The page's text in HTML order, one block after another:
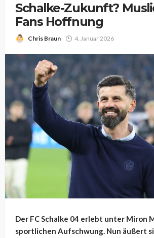
Schalke-Zukunft?
Fans Hoffnung
Chris Braun 4. Januar 2026
Der FC Schalke 04 erlebt unter Miron
sportlichen Aufschwung. Nun äußert